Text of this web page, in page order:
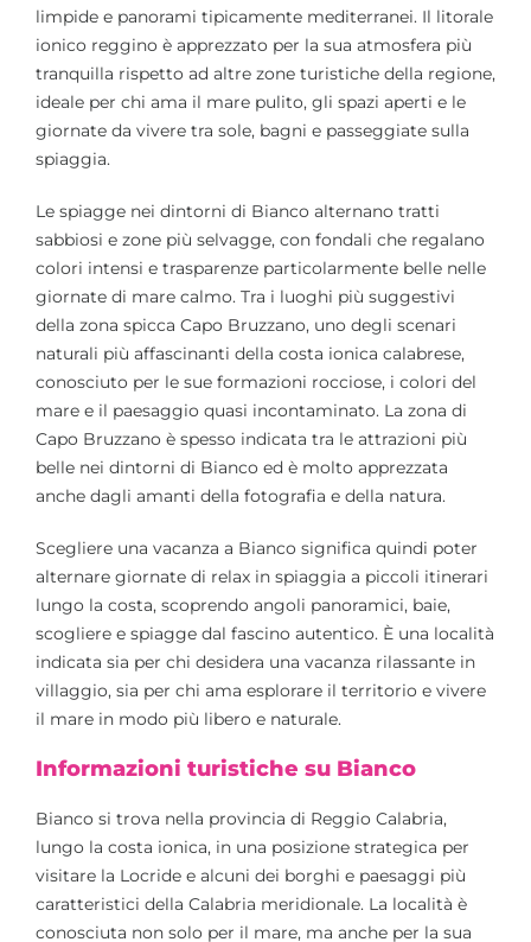
limpide e panorami tipicamente mediterranei. Il litorale
ionico reggino è apprezzato per la sua atmosfera più
tranquilla rispetto ad altre zone turistiche della regione,
ideale per chi ama il mare pulito, gli spazi aperti e le
giornate da vivere tra sole, bagni e passeggiate sulla
spiaggia.
Le spiagge nei dintorni di Bianco alternano tratti
sabbiosi e zone più selvagge, con fondali che regalano
colori intensi e trasparenze particolarmente belle nelle
giornate di mare calmo. Tra i luoghi più suggestivi
della zona spicca Capo Bruzzano, uno degli scenari
naturali più affascinanti della costa ionica calabrese,
conosciuto per le sue formazioni rocciose, i colori del
mare e il paesaggio quasi incontaminato. La zona di
Capo Bruzzano è spesso indicata tra le attrazioni più
belle nei dintorni di Bianco ed è molto apprezzata
anche dagli amanti della fotografia e della natura.
Scegliere una vacanza a Bianco significa quindi poter
alternare giornate di relax in spiaggia a piccoli itinerari
lungo la costa, scoprendo angoli panoramici, baie,
scogliere e spiagge dal fascino autentico. È una località
indicata sia per chi desidera una vacanza rilassante in
villaggio, sia per chi ama esplorare il territorio e vivere
il mare in modo più libero e naturale.
Informazioni turistiche su Bianco
Bianco si trova nella provincia di Reggio Calabria,
lungo la costa ionica, in una posizione strategica per
visitare la Locride e alcuni dei borghi e paesaggi più
caratteristici della Calabria meridionale. La località è
conosciuta non solo per il mare, ma anche per la sua